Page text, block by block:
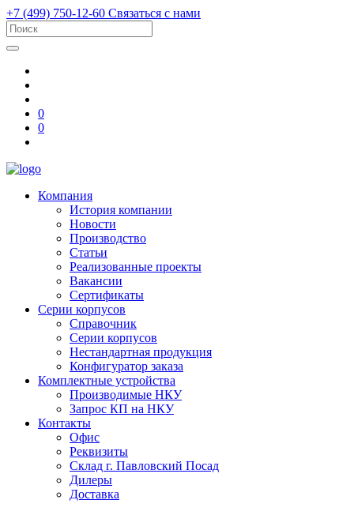
+7 (499) 750-12-60 Связаться с нами
0
0
Компания
История компании
Новости
Производство
Статьи
Реализованные проекты
Вакансии
Сертификаты
Серии корпусов
Справочник
Серии корпусов
Нестандартная продукция
Конфигуратор заказа
Комплектные устройства
Производимые НКУ
Запрос КП на НКУ
Контакты
Офис
Реквизиты
Склад г. Павловский Посад
Дилеры
Доставка